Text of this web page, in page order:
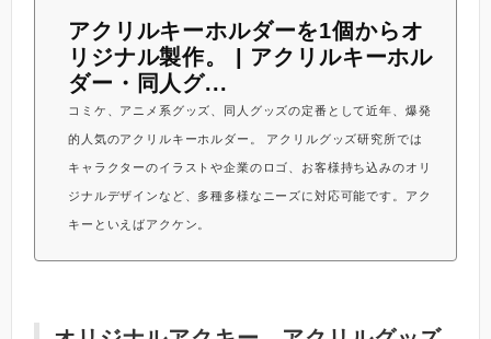
アクリルキーホルダーを1個からオ
リジナル製作。 | アクリルキーホル
ダー・同人グ...
コミケ、アニメ系グッズ、同人グッズの定番として近年、爆発
的人気のアクリルキーホルダー。 アクリルグッズ研究所では
キャラクターのイラストや企業のロゴ、お客様持ち込みのオリ
ジナルデザインなど、多種多様なニーズに対応可能です。アク
キーといえばアクケン。